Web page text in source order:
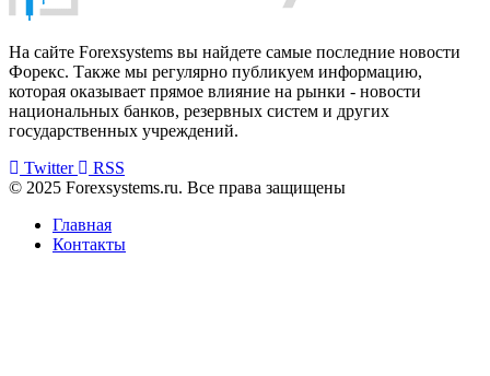
На сайте Forexsystems вы найдете самые последние новости
Форекс. Также мы регулярно публикуем информацию,
которая оказывает прямое влияние на рынки - новости
национальных банков, резервных систем и других
государственных учреждений.
Twitter
RSS
© 2025 Forexsystems.ru. Все права защищены
Главная
Контакты